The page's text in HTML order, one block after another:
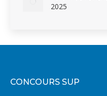
2025
CONCOURS SUP